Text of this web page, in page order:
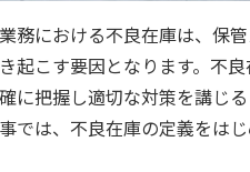
務における不良在庫は、保
起こす要因となります。不
に把握し適切な対策を講じる
では、不良在庫の定義をは